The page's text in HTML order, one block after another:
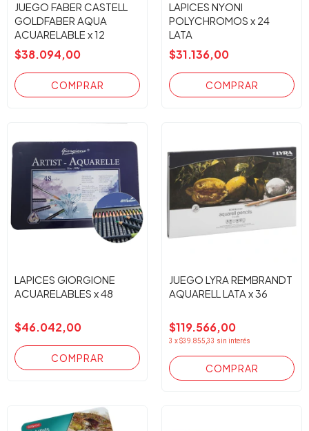
JUEGO FABER CASTELL
GOLDFABER AQUA
ACUARELABLE x 12
$38.094,00
LAPICES NYONI
POLYCHROMOS x 24
LATA
$31.136,00
LAPICES GIORGIONE
ACUARELABLES x 48
$46.042,00
JUEGO LYRA REMBRANDT
AQUARELL LATA x 36
$119.566,00
3 x$39.855,33 sin interés